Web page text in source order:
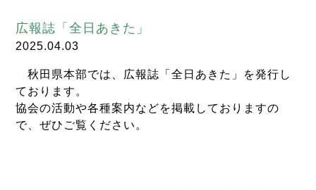
広報誌「全日あきた」
2025.04.03
秋田県本部では、広報誌「全日あきた」を発行し
ております。
協会の活動や各種案内などを掲載しておりますの
で、ぜひご覧ください。